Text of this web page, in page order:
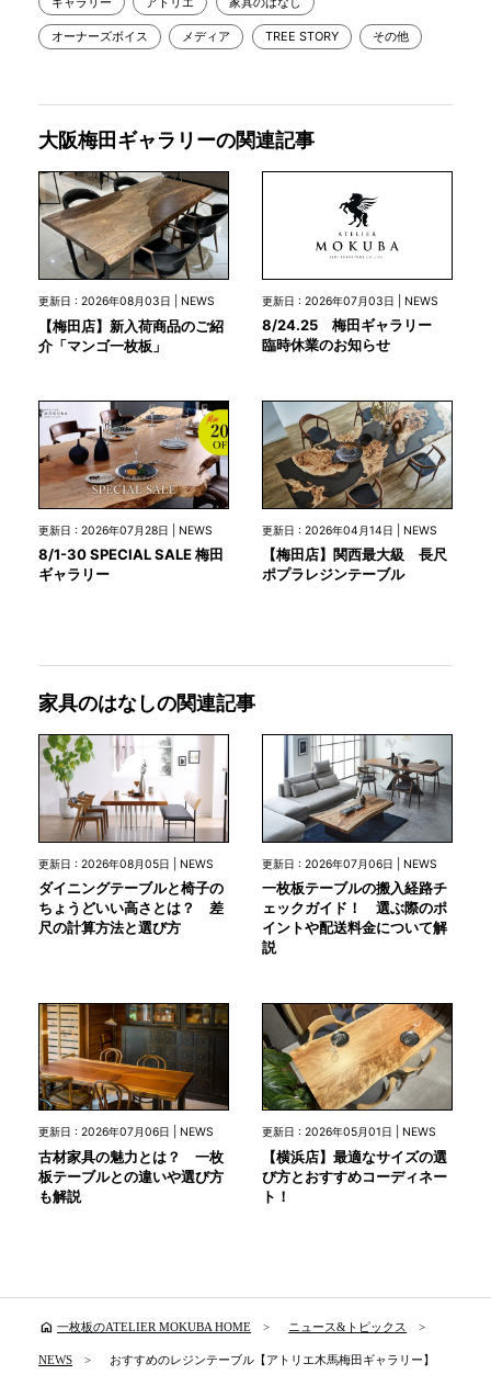
オーナーズボイス メディア TREE STORY その他
大阪梅田ギャラリーの関連記事
更新日 : 2026年08月03日 | NEWS
【梅田店】新入荷商品のご紹
介「マンゴ一枚板」
更新日 : 2026年07月03日 | NEWS
8/24.25 梅田ギャラリー
臨時休業のお知らせ
更新日 : 2026年07月28日 | NEWS
8/1-30 SPECIAL SALE 梅田
ギャラリー
更新日 : 2026年04月14日 | NEWS
【梅田店】関西最大級 長尺
ポプラレジンテーブル
家具のはなしの関連記事
更新日 : 2026年08月05日 | NEWS
ダイニングテーブルと椅子の
ちょうどいい高さとは？ 差
尺の計算方法と選び方
更新日 : 2026年07月06日 | NEWS
一枚板テーブルの搬入経路チ
ェックガイド！ 選ぶ際のポ
イントや配送料金について解
説
更新日 : 2026年07月06日 | NEWS
古材家具の魅力とは？ 一枚
板テーブルとの違いや選び方
も解説
更新日 : 2026年05月01日 | NEWS
【横浜店】最適なサイズの選
び方とおすすめコーディネー
ト！
home 一枚板のATELIER MOKUBA HOME ニュース&トピックス
NEWS おすすめのレジンテーブル【アトリエ木馬梅田ギャラリー】